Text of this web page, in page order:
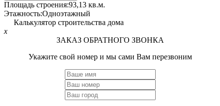
Площадь строения:93,13 кв.м.
Этажность:Одноэтажный
Калькулятор строительства дома
x
ЗАКАЗ ОБРАТНОГО ЗВОНКА
Укажите свой номер и мы сами Вам перезвоним